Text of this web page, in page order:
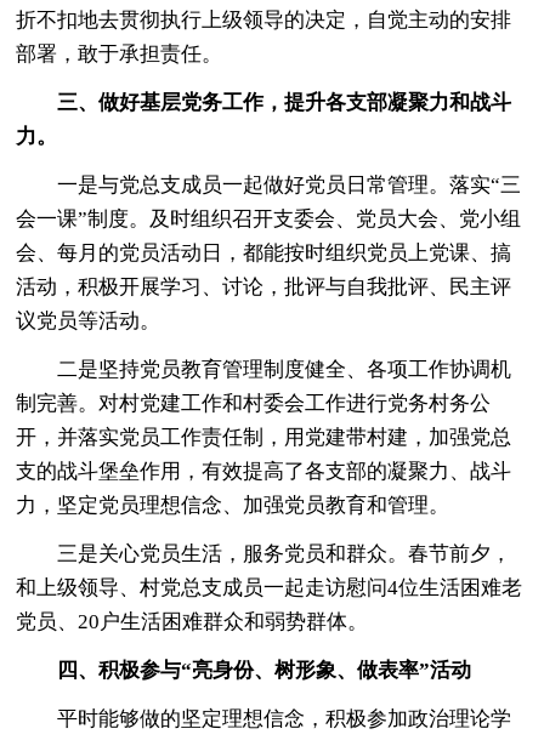
折不扣地去贯彻执行上级领导的决定，自觉主动的安排
部署，敢于承担责任。
三、做好基层党务工作，提升各支部凝聚力和战斗
力。
一是与党总支成员一起做好党员日常管理。落实“三
会一课”制度。及时组织召开支委会、党员大会、党小组
会、每月的党员活动日，都能按时组织党员上党课、搞
活动，积极开展学习、讨论，批评与自我批评、民主评
议党员等活动。
二是坚持党员教育管理制度健全、各项工作协调机
制完善。对村党建工作和村委会工作进行党务村务公
开，并落实党员工作责任制，用党建带村建，加强党总
支的战斗堡垒作用，有效提高了各支部的凝聚力、战斗
力，坚定党员理想信念、加强党员教育和管理。
三是关心党员生活，服务党员和群众。春节前夕，
和上级领导、村党总支成员一起走访慰问4位生活困难老
党员、20户生活困难群众和弱势群体。
四、积极参与“亮身份、树形象、做表率”活动
平时能够做的坚定理想信念，积极参加政治理论学